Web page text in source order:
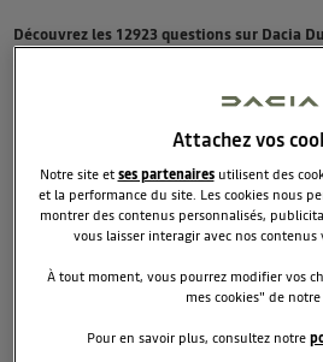
Découvrez les 12923 questions sur Dacia
oliv44472471
Le26 février 2026à 15:22
Blocage à accélération
Bonjour, J'ai un Duster Journey
je constate un gros problème
d'accélération pour doubler ou
très haut régime rendant
Attachez vos
Notre site etses partenairesutilisent des
et la performance du site. Les cookies nous
montrer des contenus personnalisés,
vous laisser interagir avec nos contenus
À tout moment, vous pourrez modifier vos
mes cookies" de
Pour en savoir plus, consultez notre